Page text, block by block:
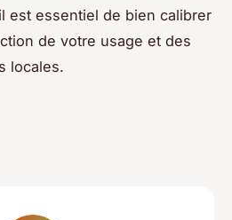
est essentiel de bien calibrer
de votre usage et des
locales.